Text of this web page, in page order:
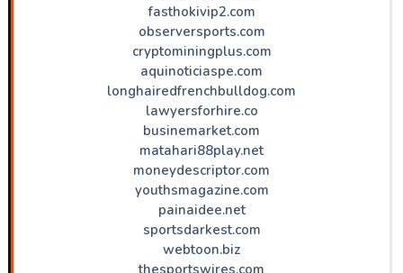
fasthokivip2.com
observersports.com
cryptominingplus.com
aquinoticiaspe.com
longhairedfrenchbulldog.com
lawyersforhire.co
businemarket.com
matahari88play.net
moneydescriptor.com
youthsmagazine.com
painaidee.net
sportsdarkest.com
webtoon.biz
thesportswires.com